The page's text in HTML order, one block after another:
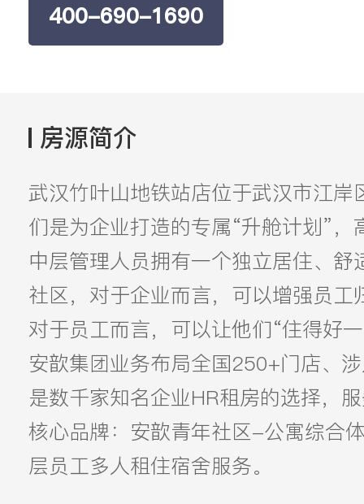
400-690-1690
房源简介
武汉竹叶山地铁站店位于武汉市江岸
们是为企业打造的专属“升舱计划”
中层管理人员拥有一个独立居住、
社区，对于企业而言，可以增强员
对于员工而言，可以让他们“住得好
安歆集团业务布局全国250+门店、
是数千家知名企业HR租房的选择，
核心品牌：安歆青年社区-公寓综合
层员工多人租住宿舍服务。